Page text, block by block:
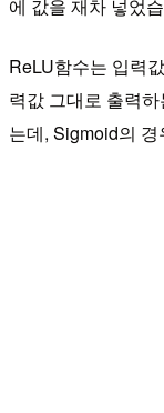
에 값을 재차 넣었
ReLU함수는 입력
력값 그대로 출력
는데, Sigmoid의